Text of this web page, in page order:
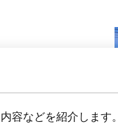
容などを紹介します。